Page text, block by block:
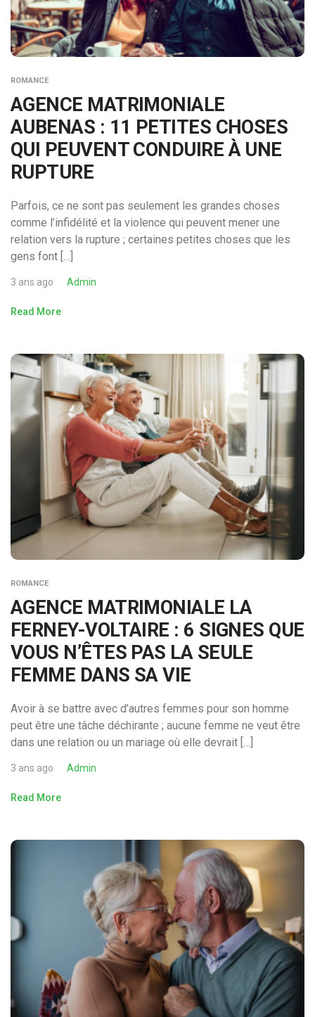
ROMANCE
AGENCE MATRIMONIALE
AUBENAS : 11 PETITES CHOSES
QUI PEUVENT CONDUIRE À UNE
RUPTURE
Parfois, ce ne sont pas seulement les grandes choses
comme l’infidélité et la violence qui peuvent mener une
relation vers la rupture ; certaines petites choses que les
gens font […]
3 ans ago Admin
Read More
ROMANCE
AGENCE MATRIMONIALE LA
FERNEY-VOLTAIRE : 6 SIGNES QUE
VOUS N’ÊTES PAS LA SEULE
FEMME DANS SA VIE
Avoir à se battre avec d’autres femmes pour son homme
peut être une tâche déchirante ; aucune femme ne veut être
dans une relation ou un mariage où elle devrait […]
3 ans ago Admin
Read More